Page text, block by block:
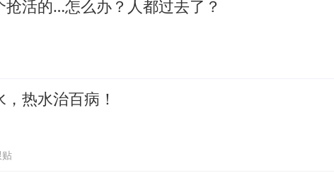
抢活的…怎么办？人都过去了？
热水治百病！